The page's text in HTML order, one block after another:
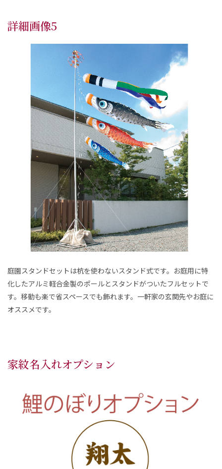
詳細画像5
庭園スタンドセットは杭を使わないスタンド式です。お庭用に特
化したアルミ軽合金製のポールとスタンドがついたフルセットで
す。移動も楽で省スペースでも飾れます。一軒家の玄関先やお庭に
オススメです。
家紋名入れオプション